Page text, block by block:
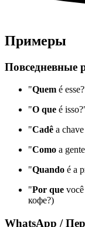
Примеры
Повседневные
"Quem é
"O que é
"Cadê a
"Como a
"Quando é a
"Por que
кофе?)
WhatsApp /